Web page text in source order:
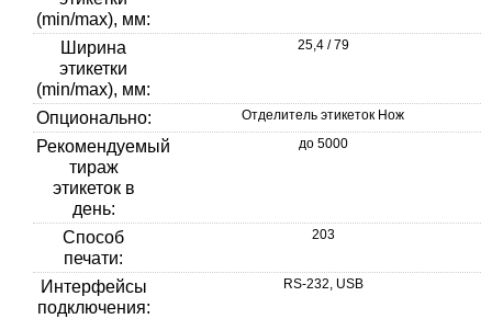
(min/max), мм:
Ширина
этикетки
(min/max), мм:
25,4 / 79
Опционально: Отделитель этикеток Нож
Рекомендуемый
тираж
этикеток в
день:
до 5000
Способ
печати:
203
Интерфейсы
подключения:
RS-232, USB